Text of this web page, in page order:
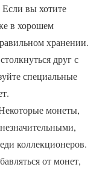
Если вы хотите
в хорошем
хранении.
друг с
специальные
монеты,
коллекционеров.
от монет,